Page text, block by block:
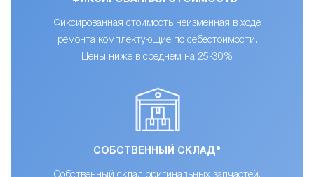
Фиксированная стоимость неизменная в ходе
ремонта комплектующие по себестоимости.
Цены ниже в среднем на 25-30%
СОБСТВЕННЫЙ СКЛАД®